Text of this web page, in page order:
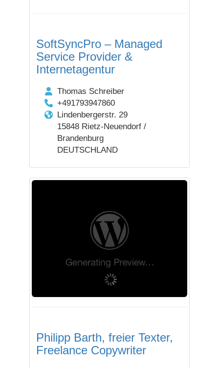
SoftSyncPro – Managed
Service Provider &
Internetagentur
Thomas Schreiber
+491793947860
Lindenbergerstr. 29
15848 Rietz-Neuendorf /
Brandenburg
DEUTSCHLAND
Philipp Barth, freier Texter,
Freelance Copywriter